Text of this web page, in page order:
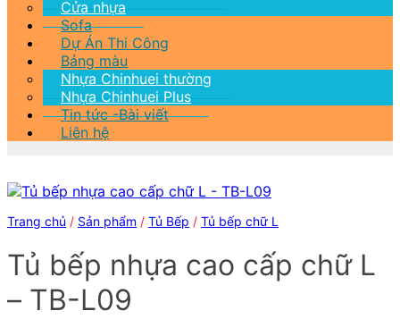
Cửa nhựa
Sofa
Dự Án Thi Công
Bảng màu
Nhựa Chinhuei thường
Nhựa Chinhuei Plus
Tin tức -Bài viết
Liên hệ
Trang chủ / Sản phẩm / Tủ Bếp / Tủ bếp chữ L
Tủ bếp nhựa cao cấp chữ L
– TB-L09